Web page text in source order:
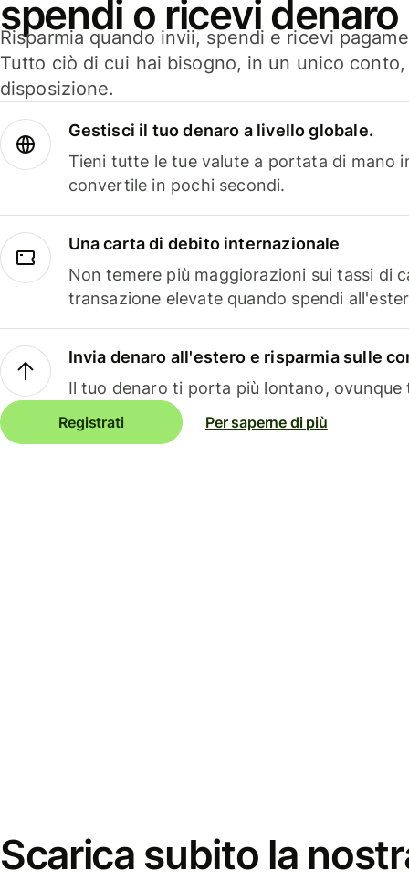
spendi o ricevi denaro
Risparmia quando invii, spendi e ricevi
Tutto ciò di cui hai bisogno, in un unico
disposizione.
Gestisci il tuo denaro a livello globale.
Tieni tutte le tue valute a portata di mano
convertile in pochi secondi.
Una carta di debito internazionale
Non temere più maggiorazioni sui tassi di
transazione elevate quando spendi
Invia denaro all'estero e risparmia sulle
Il tuo denaro ti porta più lontano, ovunque
Registrati Per saperne di più
Scarica subito la